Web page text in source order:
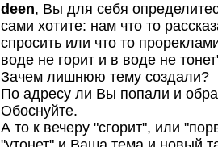
deen, Вы для себя
сами хотите: нам что то
спросить или что то
воде не горит и в воде не
Зачем лишнюю тему создали?
По адресу ли Вы попали и
Обоснуйте.
А то к вечеру "сгорит", или